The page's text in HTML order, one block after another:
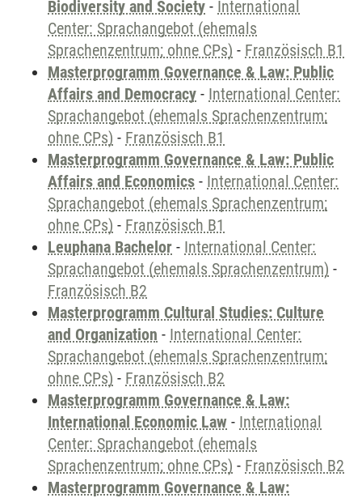
Biodiversity and Society - International
Center: Sprachangebot (ehemals
Sprachenzentrum; ohne CPs) - Französisch B1
Masterprogramm Governance & Law: Public
Affairs and Democracy - International Center:
Sprachangebot (ehemals Sprachenzentrum;
ohne CPs) - Französisch B1
Masterprogramm Governance & Law: Public
Affairs and Economics - International Center:
Sprachangebot (ehemals Sprachenzentrum;
ohne CPs) - Französisch B1
Leuphana Bachelor - International Center:
Sprachangebot (ehemals Sprachenzentrum) -
Französisch B2
Masterprogramm Cultural Studies: Culture
and Organization - International Center:
Sprachangebot (ehemals Sprachenzentrum;
ohne CPs) - Französisch B2
Masterprogramm Governance & Law:
International Economic Law - International
Center: Sprachangebot (ehemals
Sprachenzentrum; ohne CPs) - Französisch B2
Masterprogramm Governance & Law: